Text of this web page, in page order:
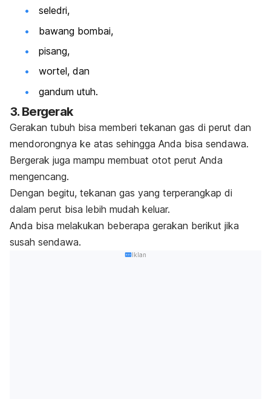
seledri,
bawang bombai,
pisang,
wortel, dan
gandum utuh.
3. Bergerak
Gerakan tubuh bisa memberi tekanan gas di perut dan
mendorongnya ke atas sehingga Anda bisa sendawa.
Bergerak juga mampu membuat otot perut Anda
mengencang.
Dengan begitu, tekanan gas yang terperangkap di
dalam perut bisa lebih mudah keluar.
Anda bisa melakukan beberapa gerakan berikut jika
susah sendawa.
Iklan